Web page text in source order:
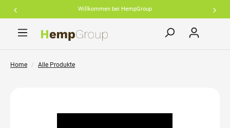
Willkommen bei HempGroup
springen
Home Alle Produkte